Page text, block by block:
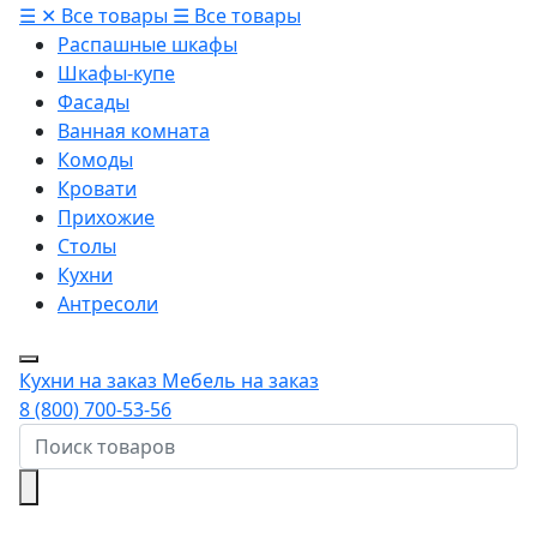
☰ ✕ Все товары ☰ Все товары
Распашные шкафы
Шкафы-купе
Фасады
Ванная комната
Комоды
Кровати
Прихожие
Столы
Кухни
Антресоли
Кухни на заказ Мебель на заказ
8 (800) 700-53-56